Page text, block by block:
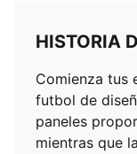
HISTORIA
Comienza tus
futbol de
paneles
mientras que